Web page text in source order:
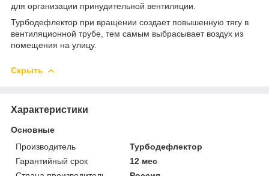
для организации принудительной вентиляции.
Турбодефлектор при вращении создает повышенную тягу в
вентиляционной трубе, тем самым выбрасывает воздух из
помещения на улицу.
Скрыть
Характеристики
Основные
Производитель
Турбодефлектор
Гарантийный срок
12 мес